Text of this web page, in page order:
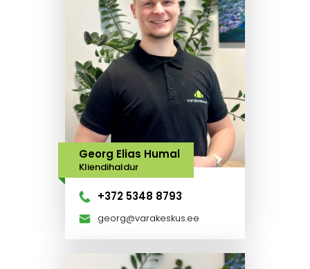
Georg Elias Humal
Kliendihaldur
+372 5348 8793
georg@varakeskus.ee